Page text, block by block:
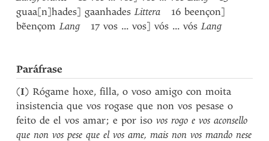
guaa[n]hades] gaanhadesLittera 16 beençon]
bẽençomLang 17 vos ... vos] vós ... vósLang
Paráfrase
(I) Rógame hoxe, filla, o voso amigo con moita
insistencia que vos rogase que non vos pesase o
feito de el vos amar; e por isovos rogo e vos aconsello
que non vos pese que el vos ame, mais non vos mando nese